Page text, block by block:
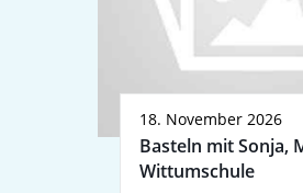
18. November 2026
Basteln mit Sonja,
Wittumschule